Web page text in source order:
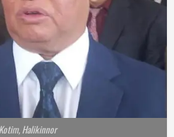
Halikinnor